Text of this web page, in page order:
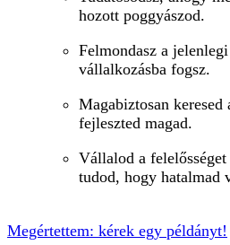
hozott poggyászod.
Felmondasz a
vállalkozásba fogsz.
Magabiztosan keresed
fejleszted magad.
Vállalod a felelősséget
tudod, hogy hatalmad
Megértettem: kérek egy példányt!